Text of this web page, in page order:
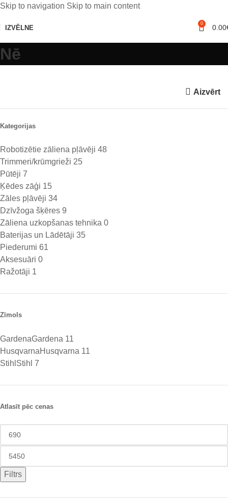
Skip to navigation Skip to main content
IZVĒLNE
0 0.00
Nē
Aizvērt
Kategorijas
Robotizētie zāliena pļāvēji 48
Trimmeri/krūmgrieži 25
Pūtēji 7
Ķēdes zāģi 15
Zāles pļāvēji 34
Dzīvžoga šķēres 9
Zāliena uzkopšanas tehnika 0
Baterijas un Lādētāji 35
Piederumi 61
Aksesuāri 0
Ražotāji 1
Zīmols
GardenaGardena 11
HusqvarnaHusqvarna 11
Stihl Stihl 7
Atlasīt pēc cenas
Filtrs